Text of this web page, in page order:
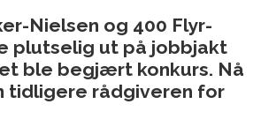
Nielsen og 400 Flyr-
plutselig ut på jobbjakt
ble begjært konkurs. Nå
tidligere rådgiveren for